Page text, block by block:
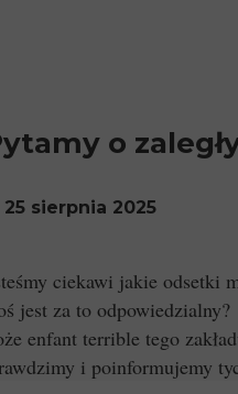
25 sierpnia 2025
ciekawi jakie odsetki
jest za to odpowiedzialny?
enfant terrible tego
i poinformujemy
o